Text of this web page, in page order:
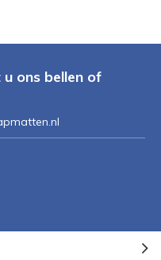
ons bellen of